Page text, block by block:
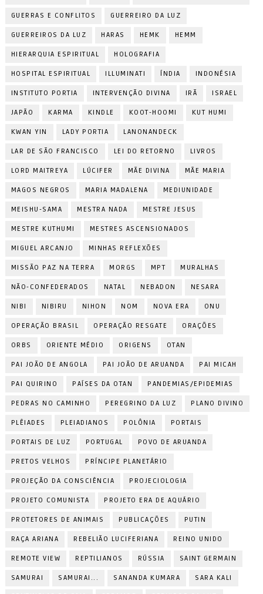
GUERRAS E CONFLITOS GUERREIRO DA LUZ
GUERREIROS DA LUZ HARAS HEMK HEMM
HIERARQUIA ESPIRITUAL HOLOGRAFIA
HOSPITAL ESPIRITUAL ILLUMINATI ÍNDIA INDONÉSIA
INSTITUTO PORTIA INTERVENÇÃO DIVINA IRÃ ISRAEL
JAPÃO KARMA KINDLE KOOT-HOOMI KUT HUMI
KWAN YIN LADY PORTIA LANONANDECK
LAR DE SÃO FRANCISCO LEI DO RETORNO LIVROS
LORD MAITREYA LÚCIFER MÃE DIVINA MÃE MARIA
MAGOS NEGROS MARIA MADALENA MEDIUNIDADE
MEISHU-SAMA MESTRA NADA MESTRE JESUS
MESTRE KUTHUMI MESTRES ASCENSIONADOS
MIGUEL ARCANJO MINHAS REFLEXÕES
MISSÃO PAZ NA TERRA MORGS MPT MURALHAS
NÃO-CONFEDERADOS NATAL NEBADON NESARA
NIBI NIBIRU NIHON NOM NOVA ERA ONU
OPERAÇÃO BRASIL OPERAÇÃO RESGATE ORAÇÕES
ORBS ORIENTE MÉDIO ORIGENS OTAN
PAI JOÃO DE ANGOLA PAI JOÃO DE ARUANDA PAI MICAH
PAI QUIRINO PAÍSES DA OTAN PANDEMIAS/EPIDEMIAS
PEDRAS NO CAMINHO PEREGRINO DA LUZ PLANO DIVINO
PLÊIADES PLEIADIANOS POLÔNIA PORTAIS
PORTAIS DE LUZ PORTUGAL POVO DE ARUANDA
PRETOS VELHOS PRÍNCIPE PLANETÁRIO
PROJEÇÃO DA CONSCIÊNCIA PROJECIOLOGIA
PROJETO COMUNISTA PROJETO ERA DE AQUÁRIO
PROTETORES DE ANIMAIS PUBLICAÇÕES PUTIN
RAÇA ARIANA REBELIÃO LUCIFERIANA REINO UNIDO
REMOTE VIEW REPTILIANOS RÚSSIA SAINT GERMAIN
SAMURAI SAMURAI... SANANDA KUMARA SARA KALI